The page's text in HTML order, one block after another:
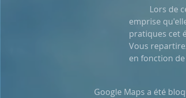
emprise
pratiques cet
Vous
en fonction
Google Maps a été